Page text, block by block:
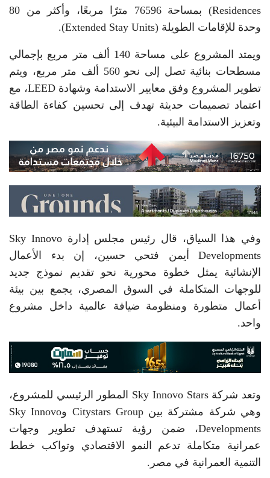
Residences) بمساحة 76596 مترًا مربعًا، وأكثر من 80
وحدة للإقامات الطويلة (Extended Stay Units).
ويمتد المشروع على مساحة 140 ألف متر مربع بإجمالي
مسطحات بنائية تصل إلى نحو 560 ألف متر مربع، ويتم
تطوير المشروع وفق معايير الاستدامة وشهادة LEED، مع
اعتماد تصميمات حديثة تهدف إلى تحسين كفاءة الطاقة
وتعزيز الاستدامة البيئية.
وفي هذا السياق، قال رئيس مجلس إدارة Sky Innovo
Developments أيمن فتحي حسين، إن بدء الأعمال
الإنشائية يمثل خطوة محورية نحو تقديم نموذج جديد
للوجهات المتكاملة في السوق المصري، يجمع بين بيئة
أعمال متطورة ومنظومة ضيافة عالمية داخل مشروع
واحد.
وتعد شركة Sky Innovo Stars المطور الرئيسي للمشروع،
وهي شركة مشتركة بين Citystars Group وSky Innovo
Developments، ضمن رؤية تستهدف تطوير وجهات
عمرانية متكاملة تدعم النمو الاقتصادي وتواكب خطط
التنمية العمرانية في مصر.